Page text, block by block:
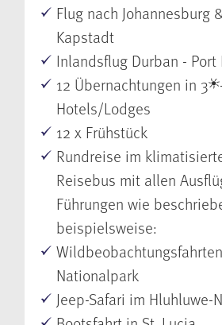
Flug nach Johannesburg
Kapstadt
Inlandsflug Durban - Port
12 Übernachtungen in 3
Hotels/Lodges
12 x Frühstück
Rundreise im
Reisebus mit allen
Führungen wie
beispielsweise:
Nationalpark
Jeep-Safari im Hluhluwe-